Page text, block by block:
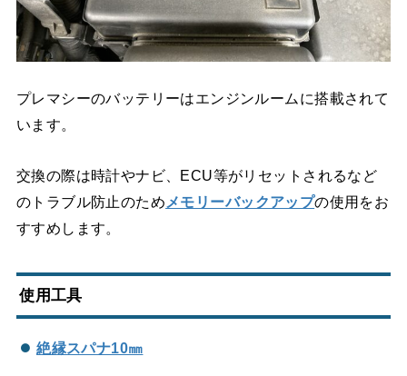
プレマシーのバッテリーはエンジンルームに搭載されて
います。
交換の際は時計やナビ、ECU等がリセットされるなど
のトラブル防止のため メモリーバックアップの使用をお
すすめします。
使用工具
絶縁スパナ10㎜